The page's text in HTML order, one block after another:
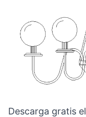
Descarga gratis el